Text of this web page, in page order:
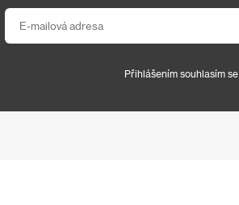
Přihlášením souhlasím se